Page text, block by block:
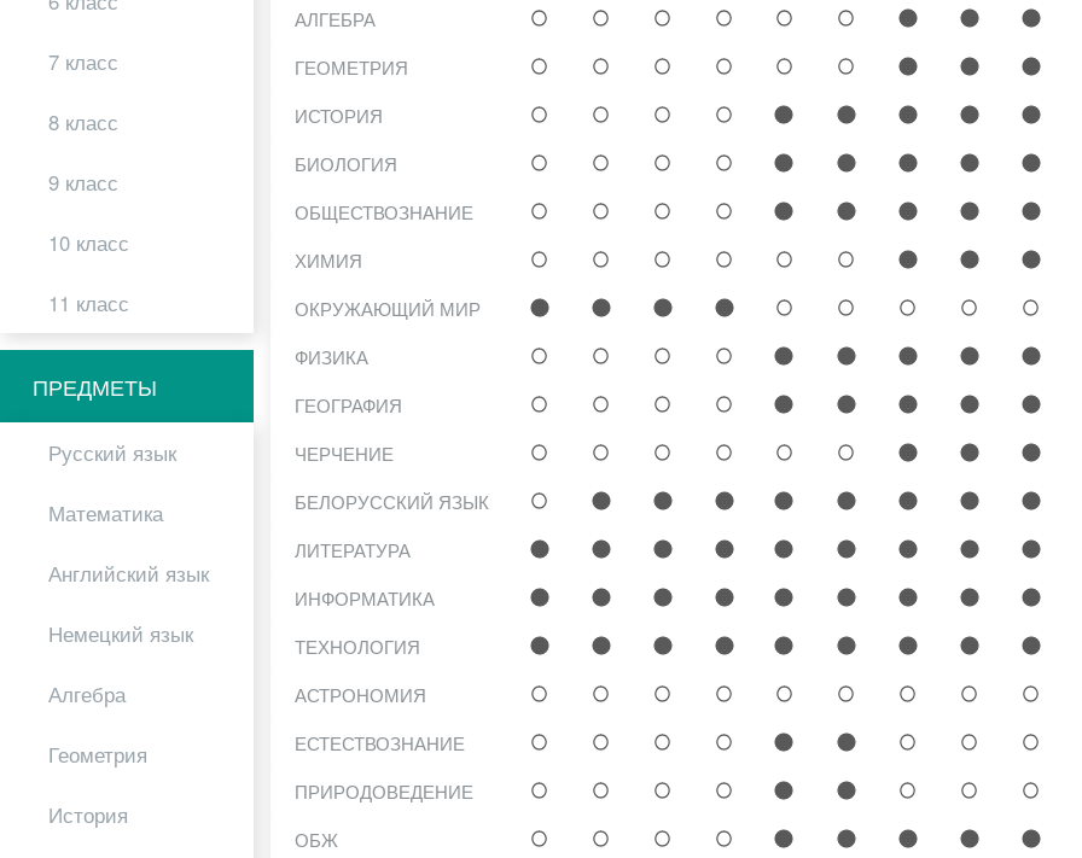
7 класс
8 класс
9 класс
10 класс
11 класс
ПРЕДМЕТЫ
Русский язык
Математика
Английский язык
Немецкий язык
Алгебра
Геометрия
История
АЛГЕБРА
1 2 3 4 5 6 7 8 9
ГЕОМЕТРИЯ
1 2 3 4 5 6 7 8 9
ИСТОРИЯ
1 2 3 4 5 6 7 8 9
БИОЛОГИЯ
1 2 3 4 5 6 7 8 9
ОБЩЕСТВОЗНАНИЕ
1 2 3 4 5 6 7 8 9
ХИМИЯ
1 2 3 4 5 6 7 8 9
ОКРУЖАЮЩИЙ МИР
1 2 3 4 5 6 7 8 9
ФИЗИКА
1 2 3 4 5 6 7 8 9
ГЕОГРАФИЯ
1 2 3 4 5 6 7 8 9
ЧЕРЧЕНИЕ
1 2 3 4 5 6 7 8 9
БЕЛОРУССКИЙ ЯЗЫК
1 2 3 4 5 6 7 8 9
ЛИТЕРАТУРА
1 2 3 4 5 6 7 8 9
ИНФОРМАТИКА
1 2 3 4 5 6 7 8 9
ТЕХНОЛОГИЯ
1 2 3 4 5 6 7 8 9
АСТРОНОМИЯ
1 2 3 4 5 6 7 8 9
ЕСТЕСТВОЗНАНИЕ
1 2 3 4 5 6 7 8 9
ПРИРОДОВЕДЕНИЕ
1 2 3 4 5 6 7 8 9
ОБЖ
1 2 3 4 5 6 7 8 9